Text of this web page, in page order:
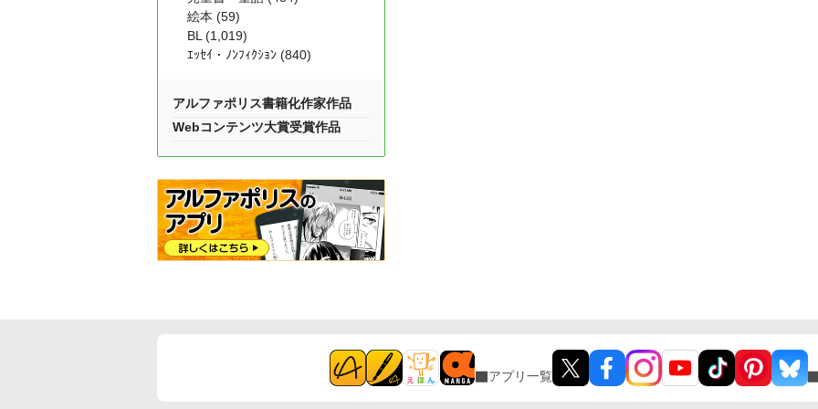
絵本 (59)
BL (1,019)
ｴｯｾｲ・ﾉﾝﾌｨｸｼｮﾝ (840)
アルファポリス書籍化作家作品
Webコンテンツ大賞受賞作品
アプリ一覧